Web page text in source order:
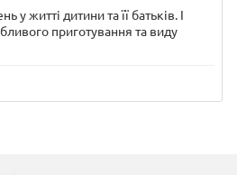
житті дитини та її батьків. І
приготування та виду